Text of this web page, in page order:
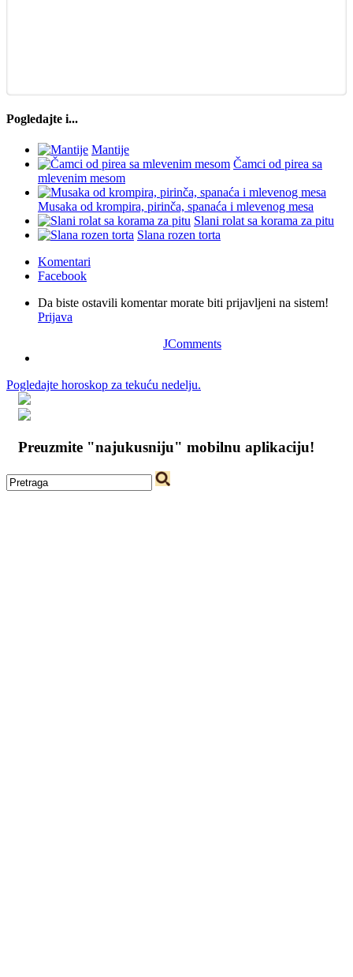
Pogledajte i...
Mantije
Čamci od pirea sa
mlevenim mesom
Musaka od krompira, pirinča, spanaća i mlevenog mesa
Slani rolat sa korama za pitu
Slana rozen torta
Komentari
Facebook
Da biste ostavili komentar morate biti prijavljeni na sistem!
Prijava
JComments
Pogledajte horoskop za tekuću nedelju.
Preuzmite "najukusniju" mobilnu aplikaciju!